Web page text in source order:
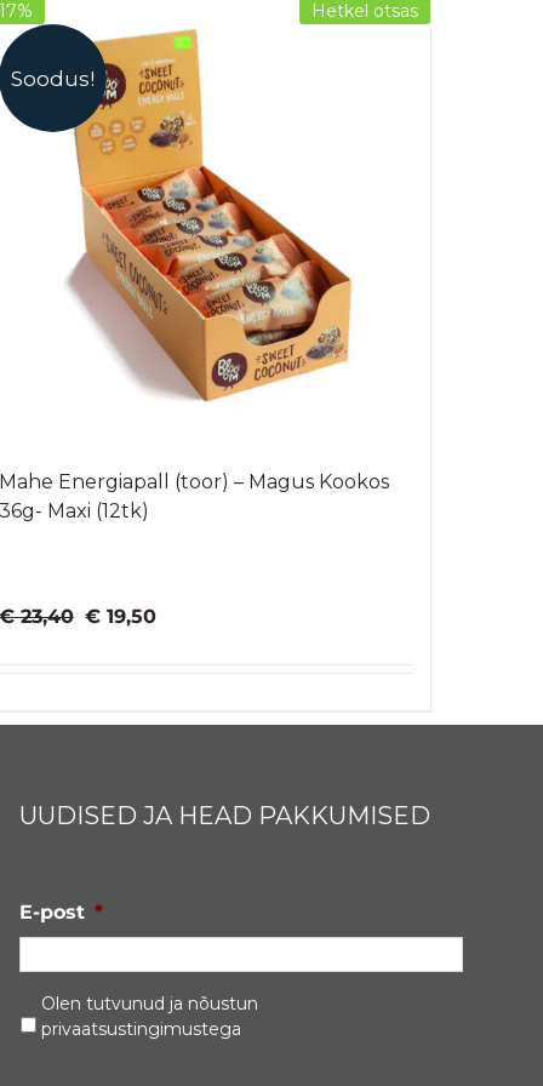
Soodus!
Hetkel otsas
Mahe Energiapall (toor) – Magus Kookos
36g- Maxi (12tk)
23,40 Algne
€19,50Praegune
UUDISED JA HEAD PAKKUMISED
E-post *
Privaatsustingimused *
Olen tutvunud ja nõustun
privaatsustingimustega